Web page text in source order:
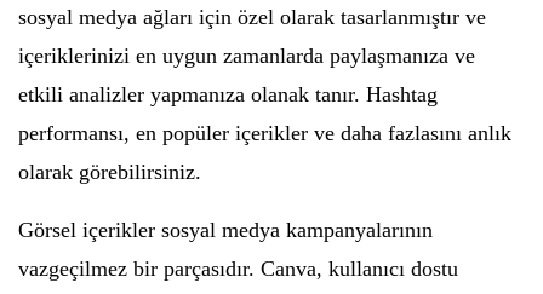
sosyal medya ağları için özel olarak tasarlanmıştır ve
içeriklerinizi en uygun zamanlarda paylaşmanıza ve
etkili analizler yapmanıza olanak tanır. Hashtag
performansı, en popüler içerikler ve daha fazlasını anlık
olarak görebilirsiniz.
Görsel içerikler sosyal medya kampanyalarının
vazgeçilmez bir parçasıdır. Canva, kullanıcı dostu